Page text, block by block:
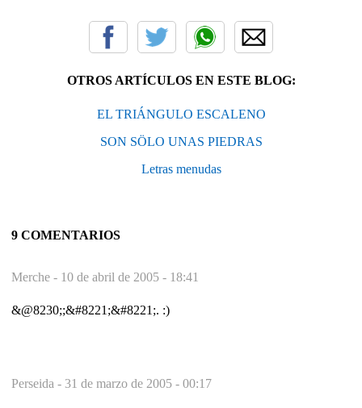
OTROS ARTÍCULOS EN ESTE BLOG:
EL TRIÁNGULO ESCALENO
SON SÖLO UNAS PIEDRAS
Letras menudas
9 COMENTARIOS
Merche - 10 de abril de 2005 - 18:41
&@8230;;&#8221;&#8221;. :)
Perseida - 31 de marzo de 2005 - 00:17